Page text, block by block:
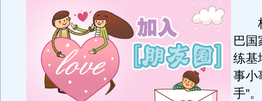
杨
巴国
练基
事小
手”